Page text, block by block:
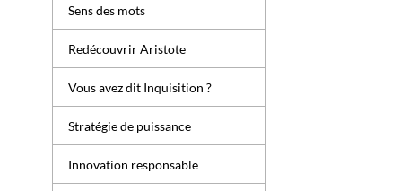
Sens des mots
Redécouvrir Aristote
Vous avez dit Inquisition ?
Stratégie de puissance
Innovation responsable